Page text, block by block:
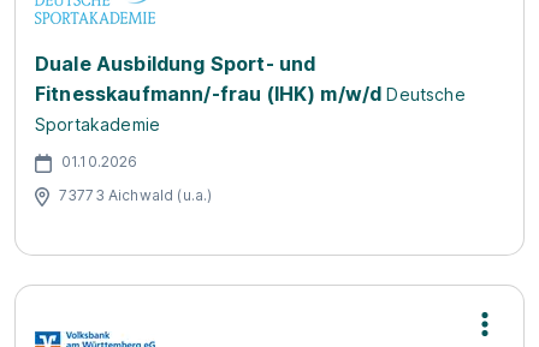
Duale Ausbildung Sport- und
Fitnesskaufmann/-frau (IHK) m/w/d Deutsche
Sportakademie
01.10.2026
73773 Aichwald (u.a.)